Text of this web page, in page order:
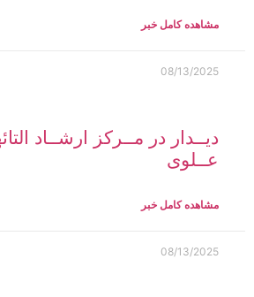
مشاهده کامل خبر
08/13/2025
دیــدار در مــرکز ارشــاد
عــلوی
مشاهده کامل خبر
08/13/2025